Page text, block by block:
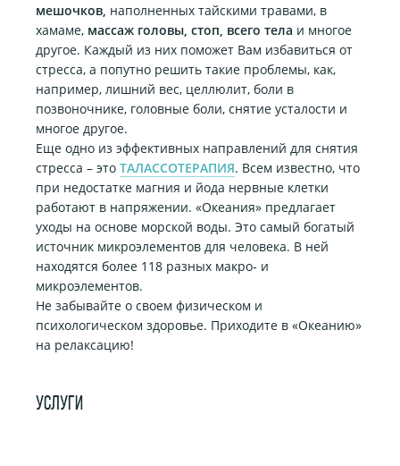
УСЛУГИ
мешочков, наполненных тайскими травами, в
хамаме, массаж головы, стоп, всего тела и многое
другое. Каждый из них поможет Вам избавиться от
стресса, а попутно решить такие проблемы, как,
например, лишний вес, целлюлит, боли в
позвоночнике, головные боли, снятие усталости и
многое другое.
Еще одно из эффективных направлений для снятия
стресса – это ТАЛАССОТЕРАПИЯ. Всем известно, что
при недостатке магния и йода нервные клетки
работают в напряжении. «Океания» предлагает
уходы на основе морской воды. Это самый богатый
источник микроэлементов для человека. В ней
находятся более 118 разных макро- и
микроэлементов.
Не забывайте о своем физическом и
психологическом здоровье. Приходите в «Океанию»
на релаксацию!